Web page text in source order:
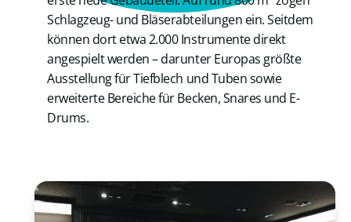
Schlagzeug- und Bläserabteilungen ein. Seitdem
können dort etwa 2.000 Instrumente direkt
angespielt werden – darunter Europas größte
Ausstellung für Tiefblech und Tuben sowie
erweiterte Bereiche für Becken, Snares und E-
Drums.